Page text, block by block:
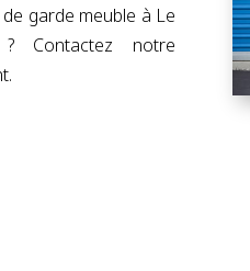
garde meuble à Le
? Contactez notre